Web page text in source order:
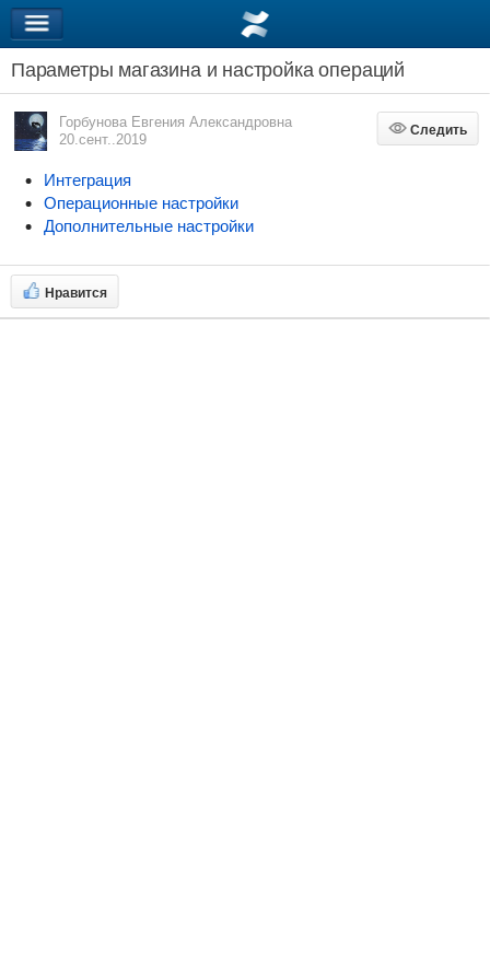
Параметры магазина и настройка операций
Горбунова Евгения Александровна
20.сент..2019
Следить
Следить
Интеграция
Операционные настройки
Дополнительные настройки
Нравится